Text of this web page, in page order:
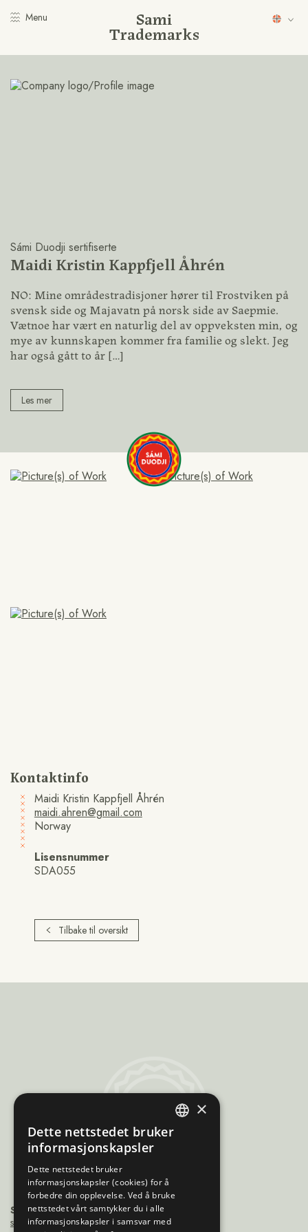
Menu Sami
Trademarks
Sámi Duodji sertifiserte
Maidi Kristin Kappfjell Åhrén
NO: Mine områdestradisjoner hører til Frostviken på
svensk side og Majavatn på norsk side av Saepmie.
Vætnoe har vært en naturlig del av oppveksten min, og
mye av kunnskapen kommer fra familie og slekt. Jeg
har også gått to år[…]
Les mer
Kontaktinfo
Maidi Kristin Kappfjell Åhrén
maidi.ahren@gmail.com
Norway
Lisensnummer
SDA055
Tilbake til oversikt
Sami
Trademarks
Sámiráđđi
saamicouncil@saamicouncil.net
ENGLISH
FINNISH
×
Dette nettstedet bruker
informasjonskapsler
Dette nettstedet bruker
informasjonskapsler (cookies) for å
forbedre din opplevelse. Ved å bruke
nettstedet vårt samtykker du i alle
informasjonskapsler i samsvar med